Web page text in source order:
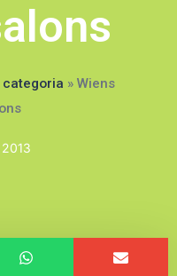
categoria » Wiens